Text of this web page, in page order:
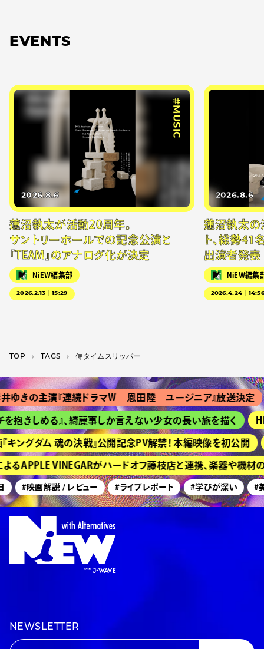
EVENTS
#MUSIC
2026.8.6
蓮沼執太が活動20周年。
サントリーホールでの記念公演と
『TEAM』のアナログ化が決定
NiEW編集部
2026.2.13｜15:29
2026.8.6
蓮沼執太の
ト、総勢41
出演者発表
NiEW編集
2026.4.24｜
TOP T­A­G­S 侍タイムスリッパー
きの主演『連続ドラマＷ 恩田陸 ユージニア』放送決定
きしめる』、綺麗事しか言えない少女の長い旅を描く
グダム 魂の決戦』公開記念PV解禁！ 本編映像を初公開
APPLE VINEGARがハードオフ藤枝店と連携、楽器や機材の
#映画解説 / レビュー #ライブレポート #学びが深い #美
NEWSLETTER